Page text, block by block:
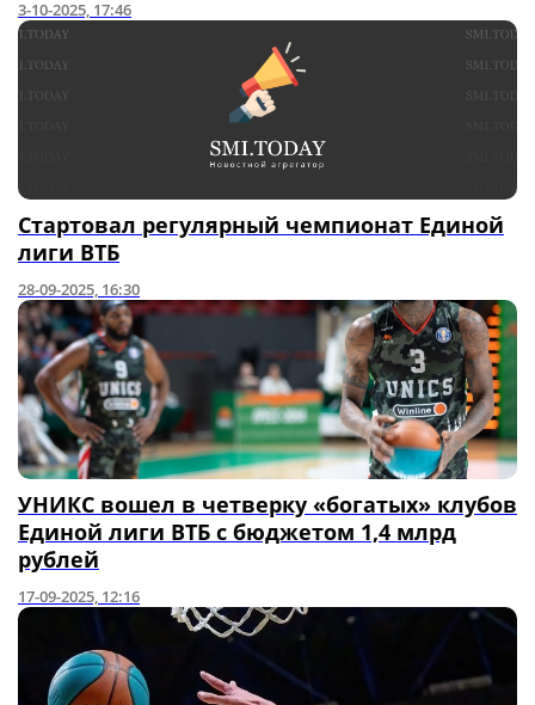
3-10-2025, 17:46
Стартовал регулярный чемпионат Единой
лиги ВТБ
28-09-2025, 16:30
УНИКС вошел в четверку «богатых» клубов
Единой лиги ВТБ с бюджетом 1,4 млрд
рублей
17-09-2025, 12:16